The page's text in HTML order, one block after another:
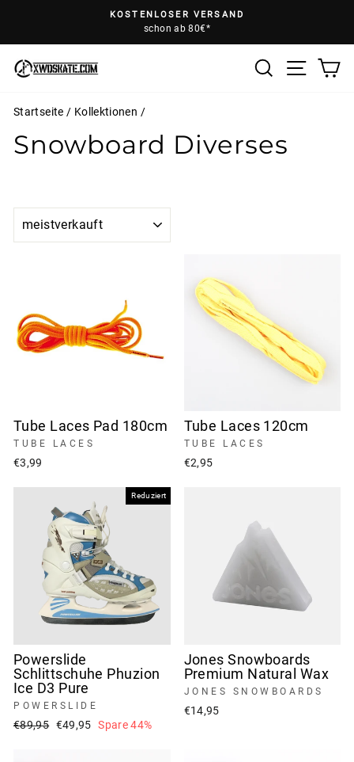
Inhalt
Pause
KOSTENLOSER VERSAND
schon ab 80€*
Suche
Startseite / Kollektionen /
Snowboard Diverses
Tube Laces Pad 180cm
TUBE LACES
€3,99
Tube Laces 120cm
TUBE LACES
€2,95
Reduziert
Powerslide
Schlittschuhe Phuzion
Ice D3 Pure
POWERSLIDE
Normaler
€89,95 Sonderpreis
€49,95 Spare 44%
Jones Snowboards
Premium Natural Wax
JONES SNOWBOARDS
€14,95